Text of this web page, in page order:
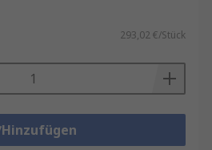
293,02 €/Stück
Hinzufügen